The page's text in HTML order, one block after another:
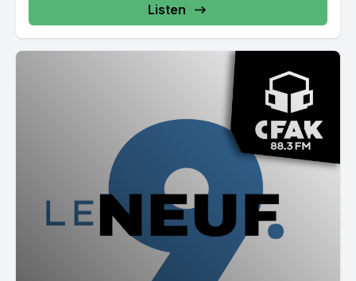
Listen